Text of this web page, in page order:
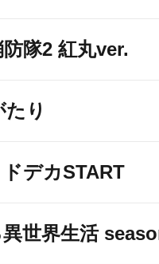
隊2 紅丸ver.
り
デカSTART
世界生活